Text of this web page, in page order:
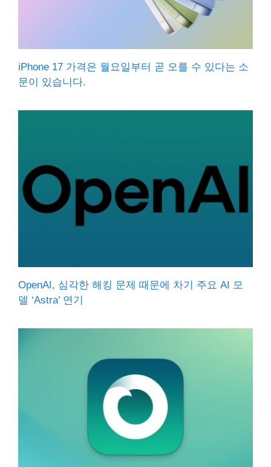
iPhone 17 가격은 월요일부터 곧 오를 수 있다는 소
문이 있습니다.
OpenAI, 심각한 해킹 문제 때문에 차기 주요 AI 모
델 ‘Astra’ 연기